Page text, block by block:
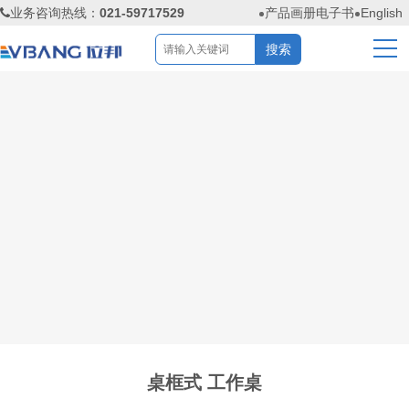
业务咨询热线： 021-59717529 产品画册电子书 English
桌框式 工作桌